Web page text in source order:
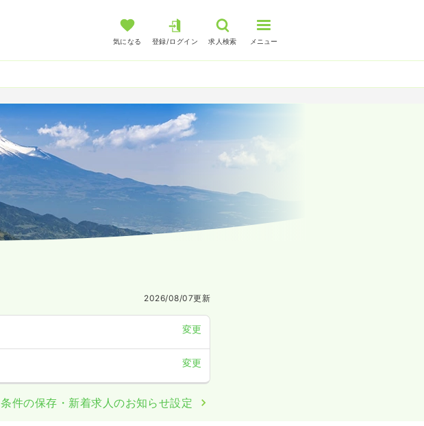
気になる 登録/ログイン 求人検索 メニュー
2026/08/07更新
変更
変更
条件の保存・新着求人のお知らせ設定